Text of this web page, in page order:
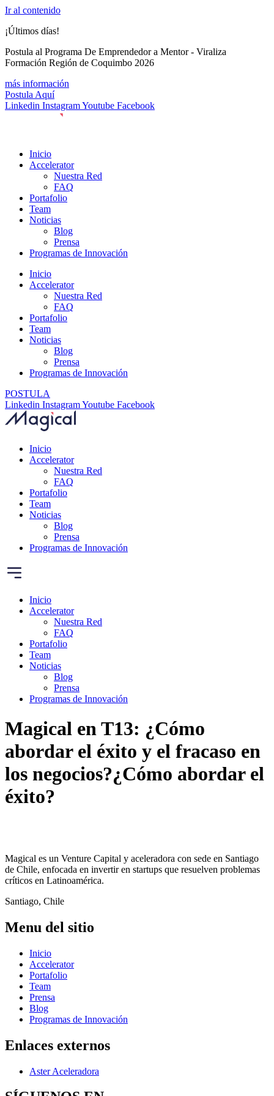
Ir al contenido
¡Últimos días!
Postula al Programa De Emprendedor a Mentor - Viraliza
Formación Región de Coquimbo 2026
más información
Postula Aquí
Linkedin InstagramYoutube Facebook
Inicio
Accelerator
Nuestra Red
FAQ
Portafolio
Team
Noticias
Blog
Prensa
Programas de Innovación
Inicio
Accelerator
Nuestra Red
FAQ
Portafolio
Team
Noticias
Blog
Prensa
Programas de Innovación
POSTULA
Linkedin InstagramYoutube Facebook
Inicio
Accelerator
Nuestra Red
FAQ
Portafolio
Team
Noticias
Blog
Prensa
Programas de Innovación
Inicio
Accelerator
Nuestra Red
FAQ
Portafolio
Team
Noticias
Blog
Prensa
Programas de Innovación
Magical en T13: ¿Cómo
abordar el éxito y el fracaso en
los negocios?¿Cómo abordar el
éxito?
Magical es un Venture Capital y aceleradora con sede en Santiago
de Chile, enfocada en invertir en startups que resuelven problemas
críticos en Latinoamérica.
Santiago, Chile
Menu del sitio
Inicio
Accelerator
Portafolio
Team
Prensa
Blog
Programas de Innovación
Enlaces externos
Aster Aceleradora